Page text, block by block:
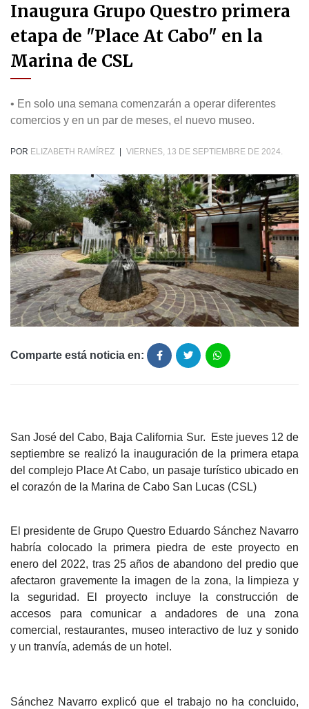
Inaugura Grupo Questro primera
etapa de "Place At Cabo" en la
Marina de CSL
• En solo una semana comenzarán a operar diferentes
comercios y en un par de meses, el nuevo museo.
POR ELIZABETH RAMÍREZ VIERNES, 13 DE SEPTIEMBRE DE 2024.
Comparte está noticia en:
San José del Cabo, Baja California Sur. Este jueves 12 de
septiembre se realizó la inauguración de la primera etapa
del complejo Place At Cabo, un pasaje turístico ubicado en
el corazón de la Marina de Cabo San Lucas (CSL)
El presidente de Grupo Questro Eduardo Sánchez Navarro
habría colocado la primera piedra de este proyecto en
enero del 2022, tras 25 años de abandono del predio que
afectaron gravemente la imagen de la zona, la limpieza y
la seguridad. El proyecto incluye la construcción de
accesos para comunicar a andadores de una zona
comercial, restaurantes, museo interactivo de luz y sonido
y un tranvía, además de un hotel.
Sánchez Navarro explicó que el trabajo no ha concluido,